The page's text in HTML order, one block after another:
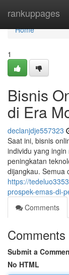
rankuppages
Home
Home
1
Bisnis
di Era
declanjdje557323
Saat ini, bisnis
individu yang
peningkatan
dijangkau. Semua
https://
prospek-emas-di-
Comments
Comments
Submit a
No HTML